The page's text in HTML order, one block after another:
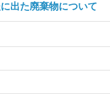
出た廃棄物について